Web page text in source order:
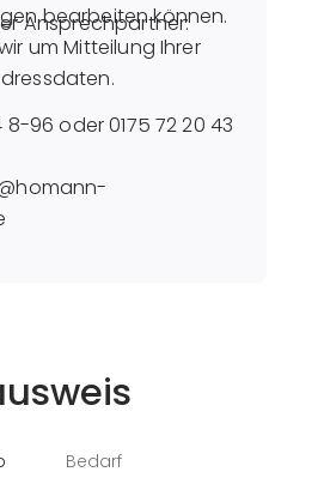
bearbeiten können.
um Mitteilung Ihrer
Ansprechpartner:
8-96 oder 0175 72 20 43
Bedarf